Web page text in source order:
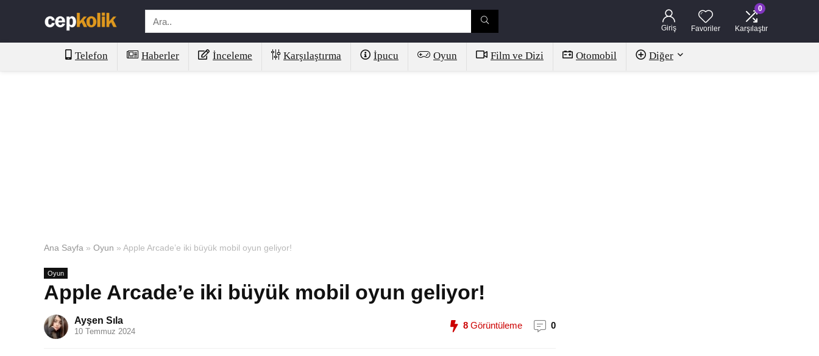
Giriş Favoriler
0
Karşılaştır
Telefon Haberler İnceleme Karşılaştırma İpucu Oyun Film ve Dizi Otomobil Diğer
Ana Sayfa » Oyun » Apple Arcade’e iki büyük mobil oyun geliyor!
Oyun
Apple Arcade’e iki büyük mobil oyun geliyor!
Ayşen Sıla
10 Temmuz 2024
8 Görüntüleme 0